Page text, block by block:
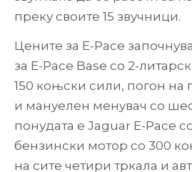
преку своите 15 звучници.
Цените за E-Pace
за E-Pace Base со 2-
150 коњски сили, погон на
и мануелен менувач со
понудата е Jaguar E-Pace
бензински мотор со 300
на сите четири тркала и